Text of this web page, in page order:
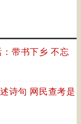
带书下乡 不忘
诗句 网民查考是